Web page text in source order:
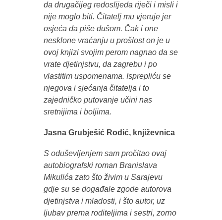
da drugačijeg redoslijeda riječi i misli i
nije moglo biti. Čitatelj mu vjeruje jer
osjeća da piše dušom. Čak i one
nesklone vraćanju u prošlost on je u
ovoj knjizi svojim perom nagnao da se
vrate djetinjstvu, da zagrebu i po
vlastitim uspomenama. Isprepliću se
njegova i sjećanja čitatelja i to
zajedničko putovanje učini nas
sretnijima i boljima.
Jasna Grubješić Rodić, književnica
S oduševljenjem sam pročitao ovaj
autobiografski roman Branislava
Mikulića zato što živim u Sarajevu
gdje su se događale zgode autorova
djetinjstva i mladosti, i što autor, uz
ljubav prema roditeljima i sestri, zorno